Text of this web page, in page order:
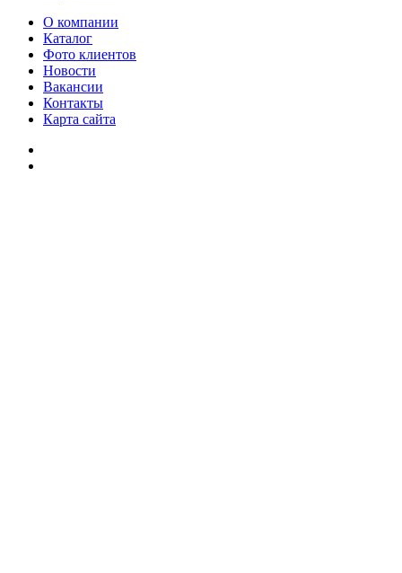
О компании
Каталог
Фото клиентов
Новости
Вакансии
Контакты
Карта сайта